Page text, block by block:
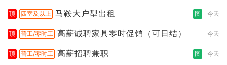
顶 四室及以上 马鞍大户型出租 图 今天
顶 普工/零时工 高薪诚聘家具零时促销（可日结） 今天
顶 普工/零时工 高薪招聘兼职 图 今天